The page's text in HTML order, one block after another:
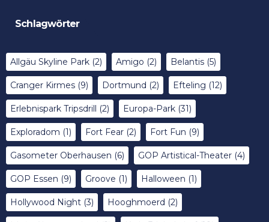
Schlagwörter
Allgäu Skyline Park (2) Amigo (2) Belantis (5)
Cranger Kirmes (9) Dortmund (2) Efteling (12)
Erlebnispark Tripsdrill (2) Europa-Park (31)
Exploradom (1) Fort Fear (2) Fort Fun (9)
Gasometer Oberhausen (6) GOP Artistical-Theater (4)
GOP Essen (9) Groove (1) Halloween (1)
Hollywood Night (3) Hooghmoerd (2)